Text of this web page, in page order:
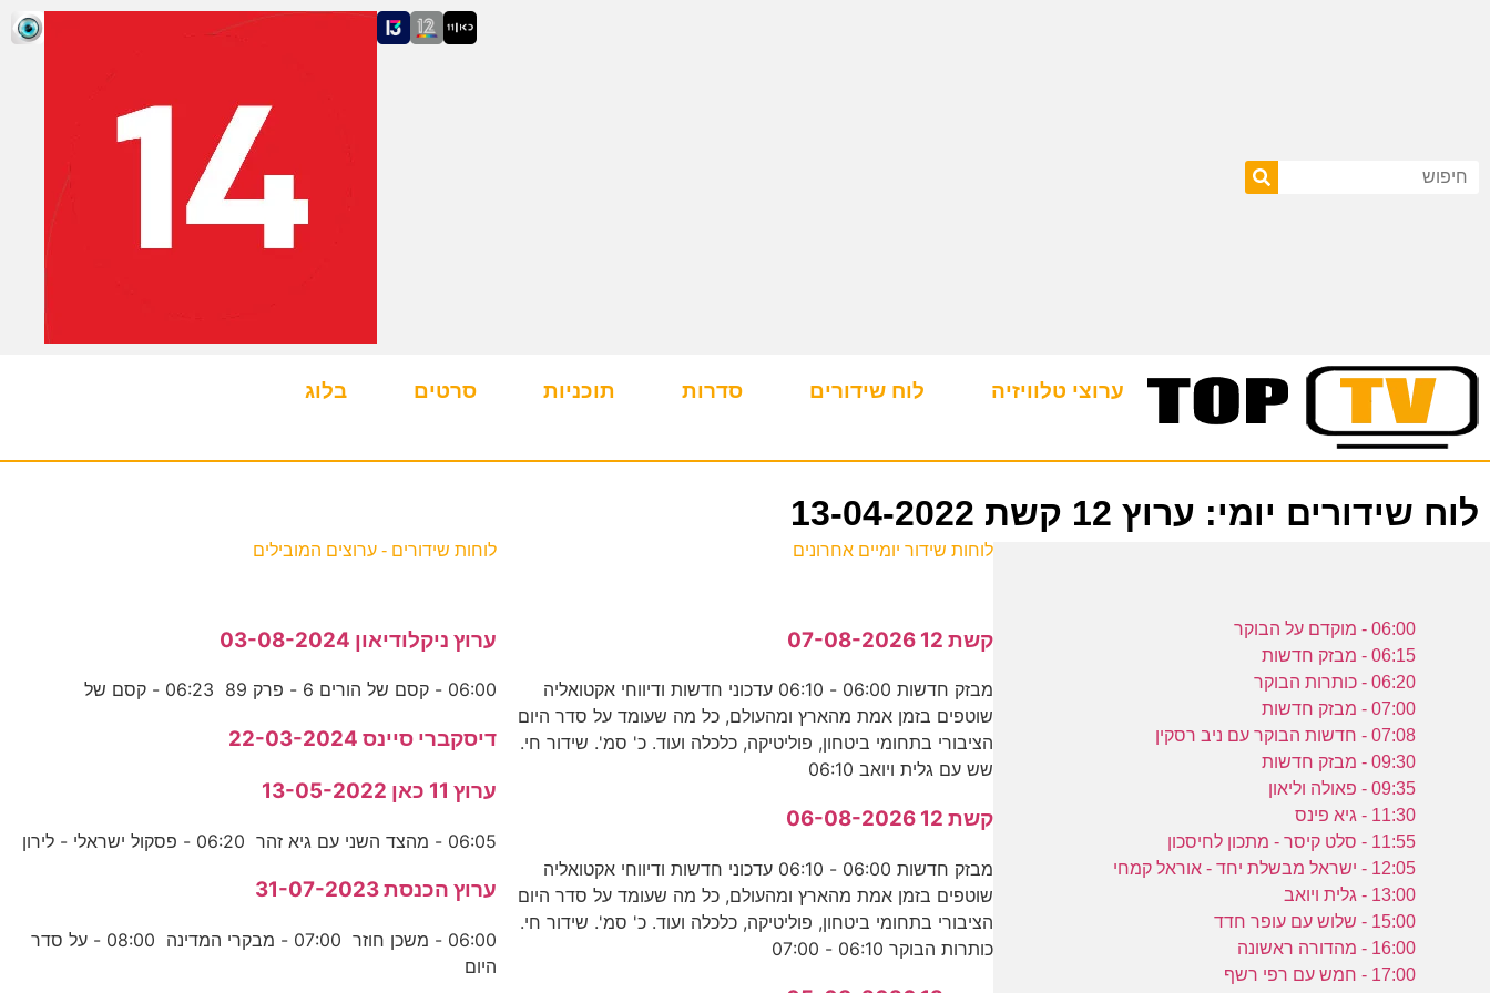
ערוצי טלוויזיה לוח שידורים סדרות תוכניות סרטים בלוג
לוח שידורים יומי: ערוץ 12 קשת 13-04-2022
06:00 - מוקדם על הבוקר
06:15 - מבזק חדשות
06:20 - כותרות הבוקר
07:00 - מבזק חדשות
07:08 - חדשות הבוקר עם ניב רסקין
09:30 - מבזק חדשות
09:35 - פאולה וליאון
11:30 - גיא פינס
11:55 - סלט קיסר - מתכון לחיסכון
12:05 - ישראל מבשלת יחד - אוראל קמחי
13:00 - גלית ויואב
15:00 - שלוש עם עופר חדד
16:00 - מהדורה ראשונה
17:00 - חמש עם רפי רשף
לוחות שידור יומיים אחרונים
קשת 12 07-08-2026
מבזק חדשות 06:00 - 06:10 עדכוני חדשות ודיווחי אקטואליה
שוטפים בזמן אמת מהארץ ומהעולם, כל מה שעומד על סדר היום
הציבורי בתחומי ביטחון, פוליטיקה, כלכלה ועוד. כ' סמ'. שידור חי.
שש עם גלית ויואב 06:10
קשת 12 06-08-2026
מבזק חדשות 06:00 - 06:10 עדכוני חדשות ודיווחי אקטואליה
שוטפים בזמן אמת מהארץ ומהעולם, כל מה שעומד על סדר היום
הציבורי בתחומי ביטחון, פוליטיקה, כלכלה ועוד. כ' סמ'. שידור חי.
כותרות הבוקר 06:10 - 07:00
לוחות שידורים - ערוצים המובילים
ערוץ ניקלודיאון 03-08-2024
06:00 - קסם של הורים 6 - פרק 89 06:23 - קסם של
דיסקברי סיינס 22-03-2024
ערוץ 11 כאן 13-05-2022
06:05 - מהצד השני עם גיא זהר 06:20 - פסקול ישראלי - לירון
ערוץ הכנסת 31-07-2023
06:00 - משכן חוזר 07:00 - מבקרי המדינה 08:00 - על סדר
היום